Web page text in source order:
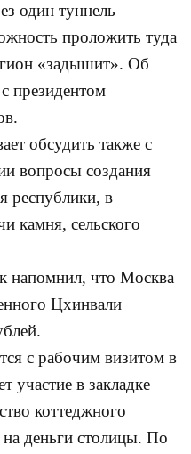
один туннель
проложить туда
«задышит». Об
президентом
обсудить также с
вопросы создания
республики, в
камня, сельского
напомнил, что Москва
Цхинвали
с рабочим визитом в
в закладке
коттеджного
на деньги столицы. По